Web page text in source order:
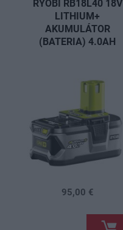
RYOBI RB18L40 18V
LITHIUM+
AKUMULÁTOR
(BATERIA) 4.0AH
95,00 €